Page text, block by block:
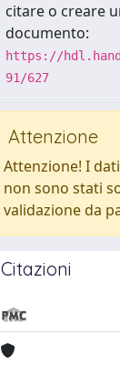
citare o creare
documento:
https://
91/627
Attenzione
Attenzione! I
non sono stati
validazione da
Citazioni